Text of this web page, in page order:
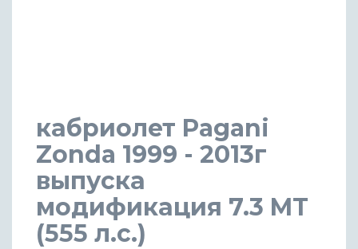
кабриолет Pagani
Zonda 1999 - 2013г
выпуска
модификация 7.3 MT
(555 л.с.)